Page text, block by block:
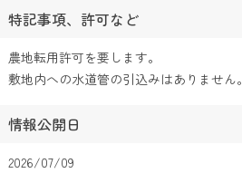
特記事項、許可など
農地転用許可を要します。
敷地内への水道管の引込みはありません。
情報公開日
2026/07/09